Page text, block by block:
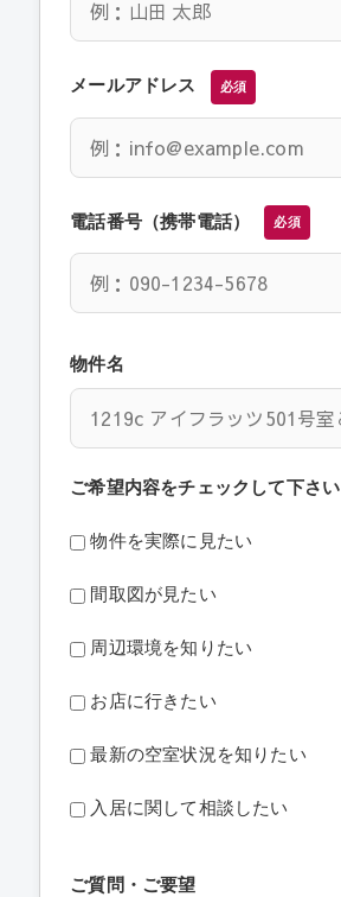
メールアドレス 必須
電話番号（携帯電話） 必須
物件名
ご希望内容をチェックして下さい
物件を実際に見たい
間取図が見たい
周辺環境を知りたい
お店に行きたい
最新の空室状況を知りたい
入居に関して相談したい
ご質問・ご要望